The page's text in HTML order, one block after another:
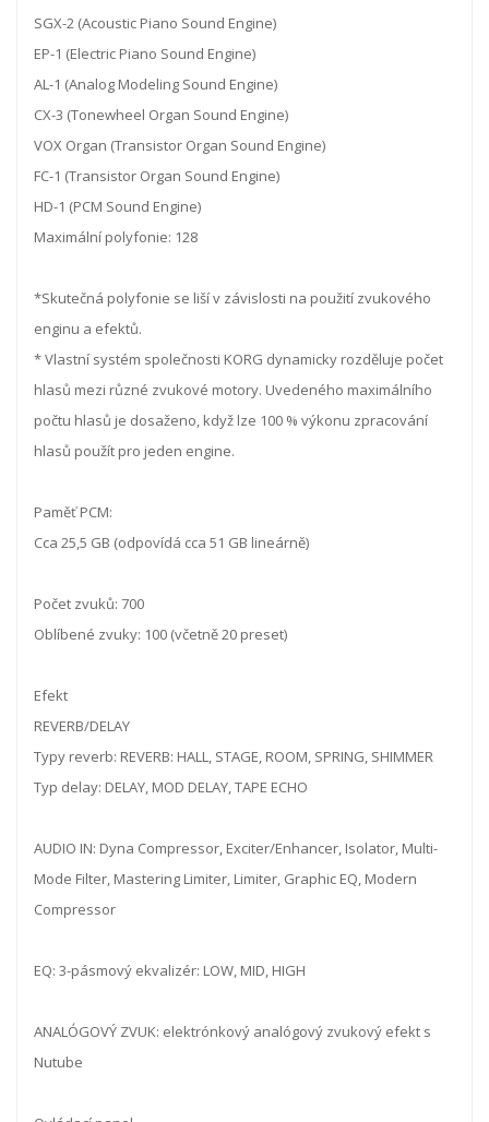
SGX-2 (Acoustic Piano Sound Engine)
EP-1 (Electric Piano Sound Engine)
AL-1 (Analog Modeling Sound Engine)
CX-3 (Tonewheel Organ Sound Engine)
VOX Organ (Transistor Organ Sound Engine)
FC-1 (Transistor Organ Sound Engine)
HD-1 (PCM Sound Engine)
Maximální polyfonie: 128
*Skutečná polyfonie se liší v závislosti na použití zvukového
enginu a efektů.
* Vlastní systém společnosti KORG dynamicky rozděluje počet
hlasů mezi různé zvukové motory. Uvedeného maximálního
počtu hlasů je dosaženo, když lze 100 % výkonu zpracování
hlasů použít pro jeden engine.
Paměť PCM:
Cca 25,5 GB (odpovídá cca 51 GB lineárně)
Počet zvuků: 700
Oblíbené zvuky: 100 (včetně 20 preset)
Efekt
REVERB/DELAY
Typy reverb: REVERB: HALL, STAGE, ROOM, SPRING, SHIMMER
Typ delay: DELAY, MOD DELAY, TAPE ECHO
AUDIO IN: Dyna Compressor, Exciter/Enhancer, Isolator, Multi-
Mode Filter, Mastering Limiter, Limiter, Graphic EQ, Modern
Compressor
EQ: 3-pásmový ekvalizér: LOW, MID, HIGH
ANALÓGOVÝ ZVUK: elektrónkový analógový zvukový efekt s
Nutube